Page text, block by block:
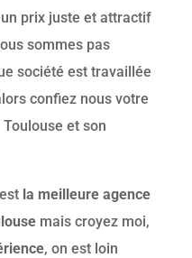
prix juste et attractif
sommes pas
société est travaillée
confiez nous votre
et son
la meilleure agence
mais croyez moi,
, on est loin